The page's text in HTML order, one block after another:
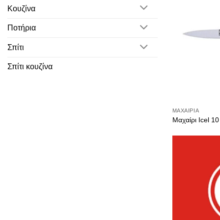
Κουζίνα
Ποτήρια
Σπίτι
Σπίτι κουζίνα
ΜΑΧΑΊΡΙΑ
Μαχαίρι Icel